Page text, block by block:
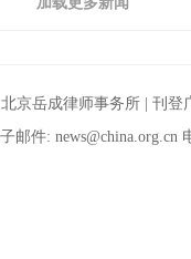
北京岳成律师事务所 |刊登
邮件: news@china.org.cn